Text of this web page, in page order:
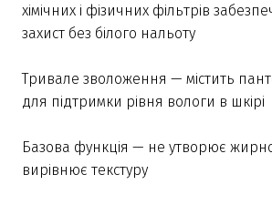
хімічних і фізичних фільтрів
захист без білого нальоту
Тривале зволоження — містить
для підтримки рівня вологи в шкірі
Базова функція — не утворює
вирівнює текстуру